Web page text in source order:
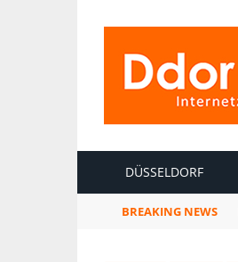
DÜSSELDORF
BREAKING NEWS